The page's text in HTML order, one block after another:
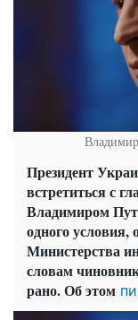
Президент
встретиться с
Владимиром
одного условия,
Министерства
словам
рано. Об этом